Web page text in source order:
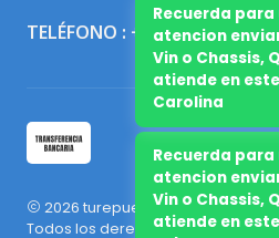
TELÉFONO : +56 9 65667345
2026 turepuestoya.cl.
Todos los derechos reservados.
Recuerda
atencion
Vin o Chassis,
atiende en
Recuerda
atencion
Vin o Chassis,
atiende en
Carolina